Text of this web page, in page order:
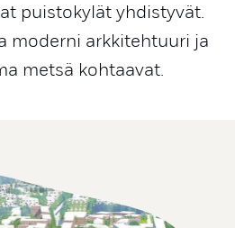
puistokylät yhdistyvät.
moderni arkkitehtuuri ja
metsä kohtaavat.